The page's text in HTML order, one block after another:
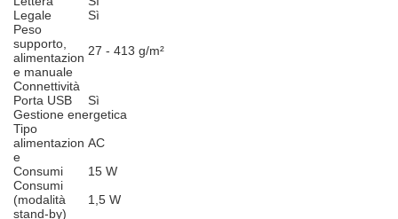
Legale
Sì
Peso
supporto,
alimentazion
e manuale
27 - 413 g/m²
Connettività
Porta USB
Sì
Gestione energetica
Tipo
alimentazion
e
AC
Consumi
15 W
Consumi
(modalità
stand-by)
1,5 W